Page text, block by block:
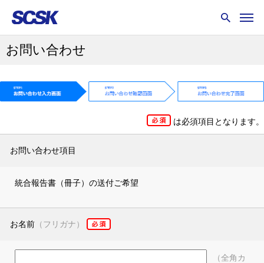
お問い合わせ
は必須項目となります。
お問い合わせ項目
統合報告書（冊子）の送付ご希望
お名前 （フリガナ）
（全角カ